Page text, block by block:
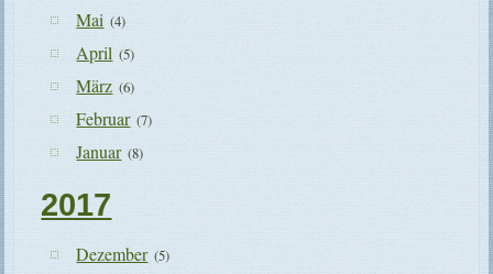
Mai (4)
April (5)
März (6)
Februar (7)
Januar (8)
2017
Dezember (5)